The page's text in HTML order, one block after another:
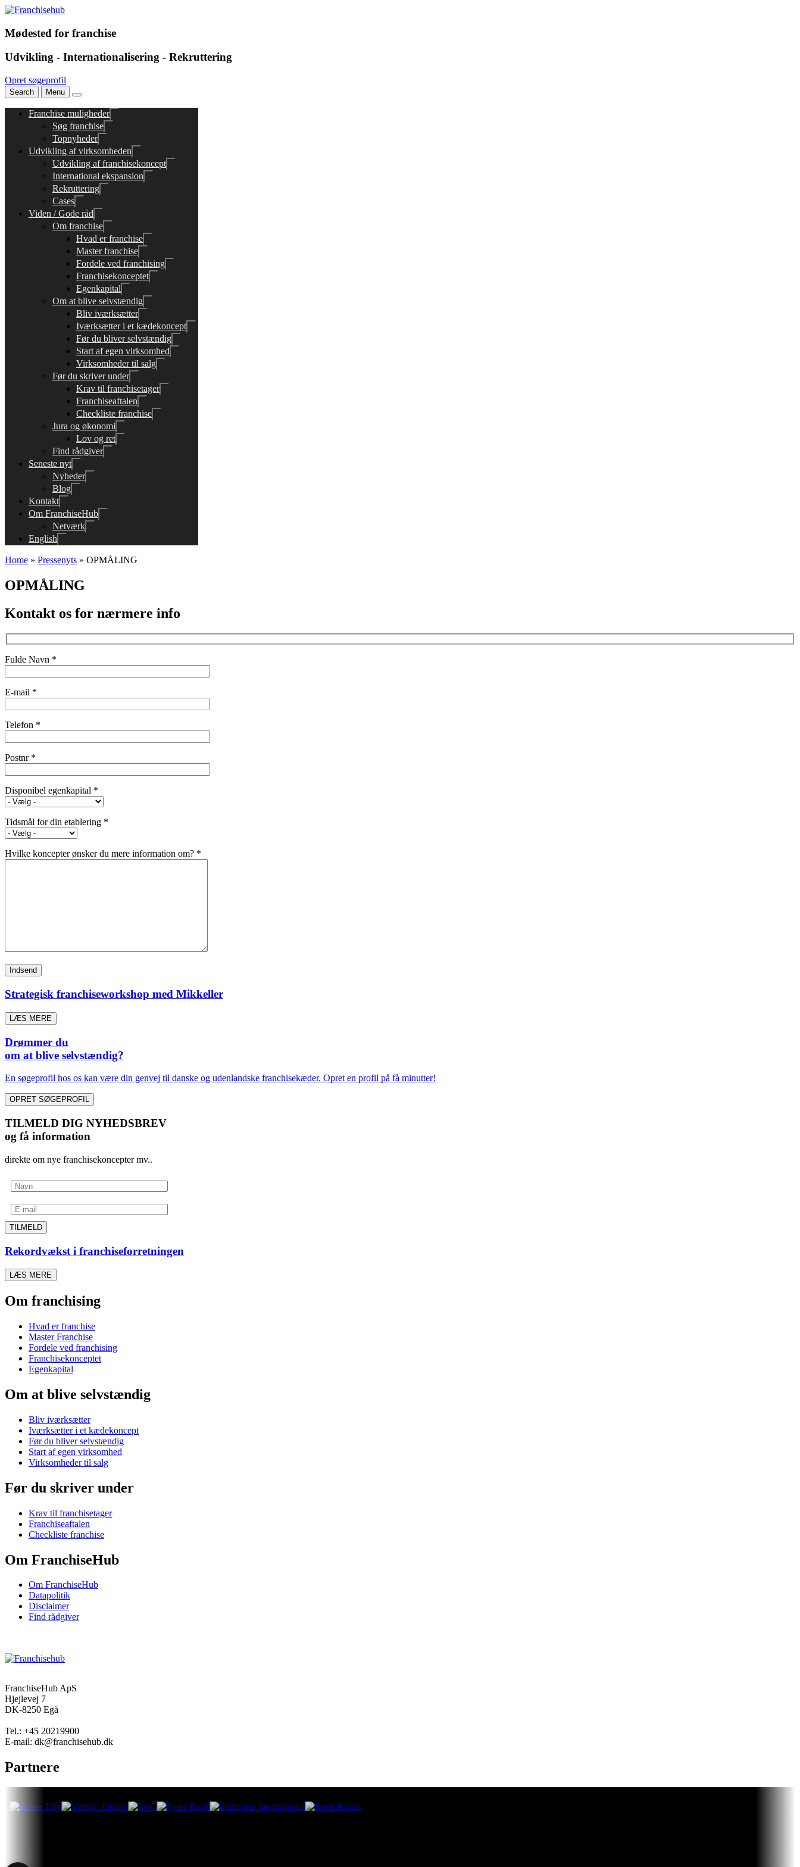
Mødested for franchise
Udvikling - Internationalisering - Rekruttering
Opret søgeprofil
Search Menu
Franchise muligheder
Søg franchise
Topnyheder
Udvikling af virksomheden
Udvikling af franchisekoncept
International ekspansion
Rekruttering
Cases
Viden / Gode råd
Om franchise
Hvad er franchise
Master franchise
Fordele ved franchising
Franchisekonceptet
Egenkapital
Om at blive selvstændig
Bliv iværksætter
Iværksætter i et kædekoncept
Før du bliver selvstændig
Start af egen virksomhed
Virksomheder til salg
Før du skriver under
Krav til franchisetager
Franchiseaftalen
Checkliste franchise
Jura og økonomi
Lov og ret
Find rådgiver
Seneste nyt
Nyheder
Blog
Kontakt
Om FranchiseHub
Netværk
English
Home » Pressenyts » OPMÅLING
OPMÅLING
Kontakt os for nærmere info
Fulde Navn *
E-mail *
Telefon *
Postnr *
Disponibel egenkapital *
Tidsmål for din etablering *
Hvilke koncepter ønsker du mere information om? *
Strategisk franchiseworkshop med Mikkeller
LÆS MERE
Drømmer du
om at blive selvstændig?
En søgeprofil hos os kan være din genvej til danske og udenlandske franchisekæder. Opret en profil på få minutter!
OPRET SØGEPROFIL
TILMELD DIG NYHEDSBREV
og få information
direkte om nye franchisekoncepter mv..
TILMELD
Rekordvækst i franchiseforretningen
LÆS MERE
Om franchising
Hvad er franchise
Master Franchise
Fordele ved franchising
Franchisekonceptet
Egenkapital
Om at blive selvstændig
Bliv iværksætter
Iværksætter i et kædekoncept
Før du bliver selvstændig
Start af egen virksomhed
Virksomheder til salg
Før du skriver under
Krav til franchisetager
Franchiseaftalen
Checkliste franchise
Om FranchiseHub
Om FranchiseHub
Datapolitik
Disclaimer
Find rådgiver
FranchiseHub ApS
Hjejlevej 7
DK-8250 Egå
Tel.: +45 20219900
E-mail: dk@franchisehub.dk
Partnere